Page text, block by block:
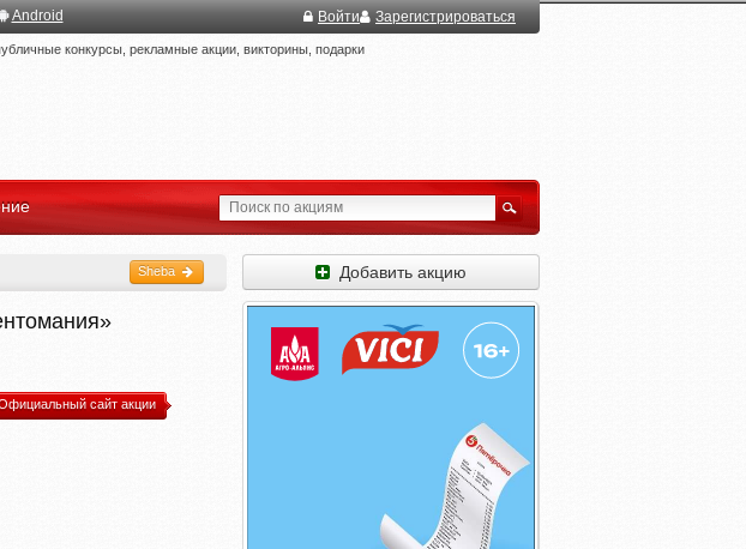
Android Войти Зарегистрироваться
конкурсы, рекламные акции, викторины, подарки
Sheba
сайт акции
Добавить акцию